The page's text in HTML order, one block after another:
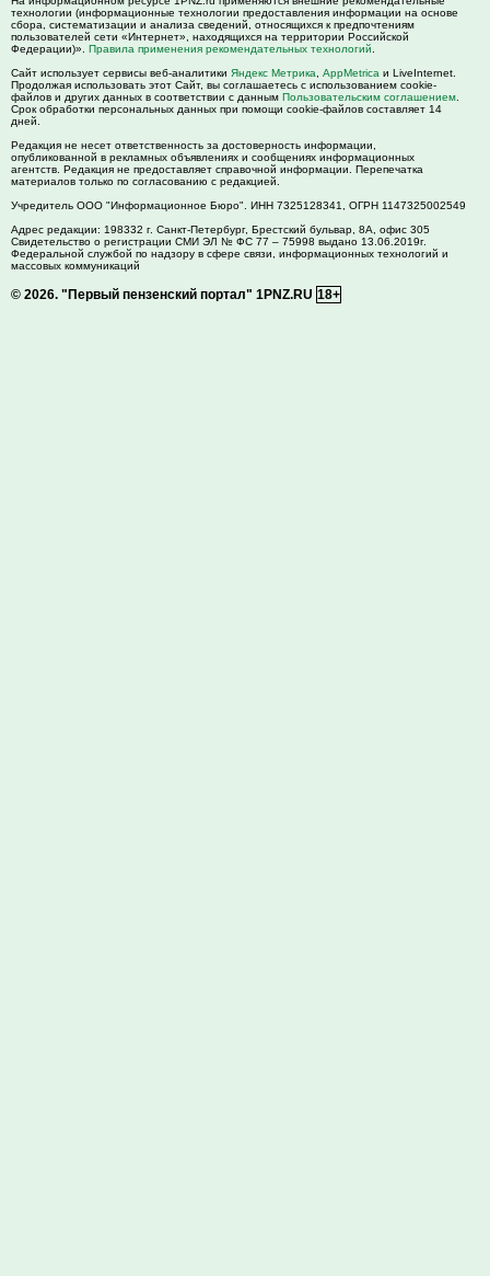
технологии (информационные технологии предоставления информации на основе
сбора, систематизации и анализа сведений, относящихся к предпочтениям
пользователей сети «Интернет», находящихся на территории Российской
Федерации)». Правила применения рекомендательных технологий
Сайт использует сервисы веб-аналитики Яндекс Метрика AppMetrica и LiveInternet.
Продолжая использовать этот Сайт, вы соглашаетесь с использованием cookie-
файлов и других данных в соответствии с данным Пользовательским соглашением
Срок обработки персональных данных при помощи cookie-файлов составляет 14
дней.
Редакция не несет ответственность за достоверность информации,
опубликованной в рекламных объявлениях и сообщениях информационных
агентств. Редакция не предоставляет справочной информации. Перепечатка
материалов только по согласованию с редакцией.
Учредитель ООО "Информационное Бюро". ИНН 7325128341, ОГРН 1147325002549
Адрес редакции: 198332 г. Санкт-Петербург, Брестский бульвар, 8А, офис 305
Свидетельство о регистрации СМИ ЭЛ № ФС 77 – 75998 выдано 13.06.2019г.
Федеральной службой по надзору в сфере связи, информационных технологий и
массовых коммуникаций
© 2026. "Первый пензенский портал" 1PNZ.RU 18+